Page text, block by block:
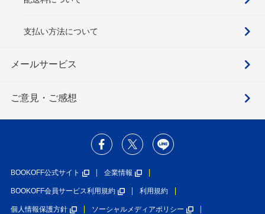
支払い方法について
メールサービス
ご意見・ご感想
BOOKOFF公式サイト 企業情報
BOOKOFF会員サービス利用規約 利用規約
個人情報保護方針 ソーシャルメディアポリシー